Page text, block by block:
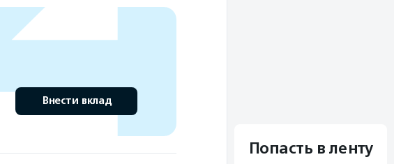
Внести вклад
Попасть в ленту